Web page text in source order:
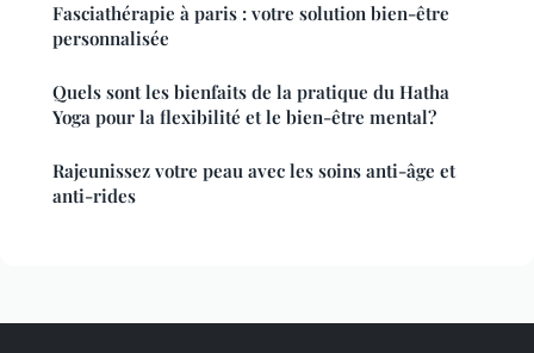
Fasciathérapie à paris : votre solution bien-être
personnalisée
Quels sont les bienfaits de la pratique du Hatha
Yoga pour la flexibilité et le bien-être mental?
Rajeunissez votre peau avec les soins anti-âge et
anti-rides